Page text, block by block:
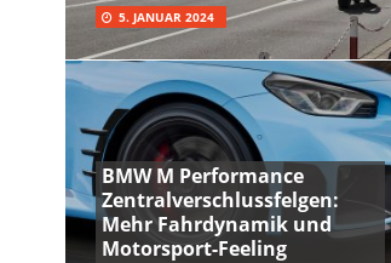
5. JANUAR 2024
BMW M Performance
Zentralverschlussfelgen:
Mehr Fahrdynamik und
Motorsport-Feeling